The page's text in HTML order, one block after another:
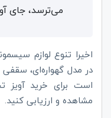
می‌ترسد، جای
اخیرا تنوع لوازم
در مدل گهواره‌ای،
است برای خرید آویز
مشاهده و ارزیابی کنید.